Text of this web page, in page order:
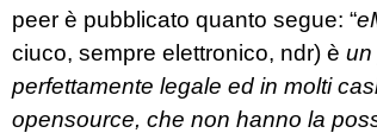
peer è pubblicato quanto segue: “
ciuco, sempre elettronico, ndr) è un
perfettamente legale ed in molti
opensource, che non hanno la